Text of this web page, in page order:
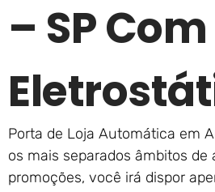
– SP
Porta de Loja Automática em
os mais separados âmbitos
promoções, você irá dispor